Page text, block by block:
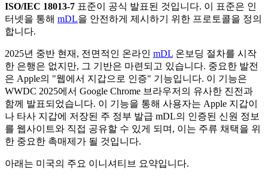
ISO/IEC 18013-7 표준이 공식 발표된 것입니다. 이 표준은 인
터넷을 통해 mDL을 안전하게 제시하기 위한 프로토콜을 정의
합니다.
2025년 중반 현재, 전면적인 온라인 mDL 온보딩 절차를 시작
한 은행은 없지만, 그 기반은 마련되고 있습니다. 중요한 발전
은 Apple의 "웹에서 지갑으로 인증" 기능입니다. 이 기능은
WWDC 2025에서 Google Chrome 브라우저의 유사한 진전과
함께 발표되었습니다. 이 기능을 통해 사용자는 Apple 지갑이
나 타사 지갑에 저장된 주 정부 발급 mDL의 인증된 신원 정보
를 웹사이트와 직접 공유할 수 있게 되며, 이는 주류 채택을 위
한 중요한 촉매제가 될 것입니다.
아래는 미국의 주요 이니셔티브 요약입니다.